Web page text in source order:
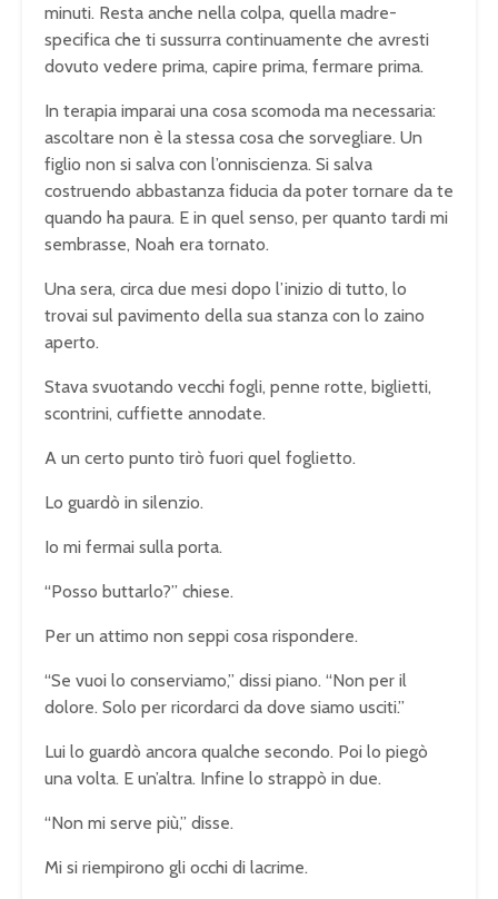
minuti. Resta anche nella colpa, quella madre-
specifica che ti sussurra continuamente che avresti
dovuto vedere prima, capire prima, fermare prima.
In terapia imparai una cosa scomoda ma necessaria:
ascoltare non è la stessa cosa che sorvegliare. Un
figlio non si salva con l’onniscienza. Si salva
costruendo abbastanza fiducia da poter tornare da te
quando ha paura. E in quel senso, per quanto tardi mi
sembrasse, Noah era tornato.
Una sera, circa due mesi dopo l’inizio di tutto, lo
trovai sul pavimento della sua stanza con lo zaino
aperto.
Stava svuotando vecchi fogli, penne rotte, biglietti,
scontrini, cuffiette annodate.
A un certo punto tirò fuori quel foglietto.
Lo guardò in silenzio.
Io mi fermai sulla porta.
“Posso buttarlo?” chiese.
Per un attimo non seppi cosa rispondere.
“Se vuoi lo conserviamo,” dissi piano. “Non per il
dolore. Solo per ricordarci da dove siamo usciti.”
Lui lo guardò ancora qualche secondo. Poi lo piegò
una volta. E un’altra. Infine lo strappò in due.
“Non mi serve più,” disse.
Mi si riempirono gli occhi di lacrime.